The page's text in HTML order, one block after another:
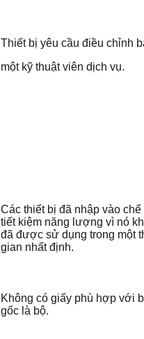
Thiết bị yêu cầu điều chỉnh
một kỹ thuật viên dịch vụ.
Các thiết bị đã nhập vào chế
tiết kiệm năng lượng vì nó
đã được sử dụng trong một
gian nhất định.
Không có giấy phù hợp với
gốc là bộ.